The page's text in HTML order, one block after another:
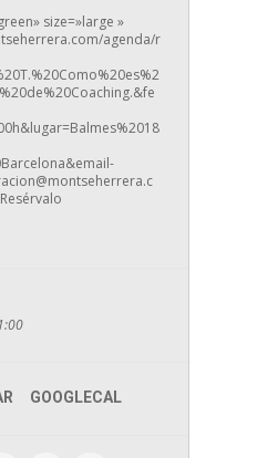
size=»large »
agenda/r
GOOGLECAL